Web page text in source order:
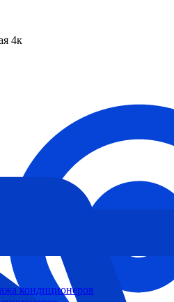
4к
кондиционеров